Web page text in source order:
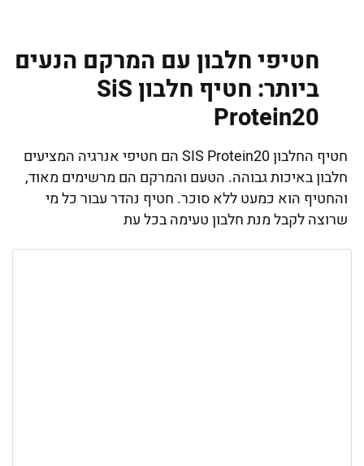
חטיפי חלבון עם המרקם הנעים
ביותר: חטיף חלבון SiS
Protein20
חטיף החלבון SIS Protein20 הם חטיפי אנרגיה המציעים
חלבון באיכות גבוהה. הטעם והמרקם הם מרשימים מאוד,
והחטיף הוא כמעט ללא סוכר. חטיף נהדר עבור כל מי
שרוצה לקבל מנת חלבון טעימה בכל עת